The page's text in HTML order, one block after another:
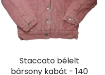
Staccato bélelt
bársony kabát - 140